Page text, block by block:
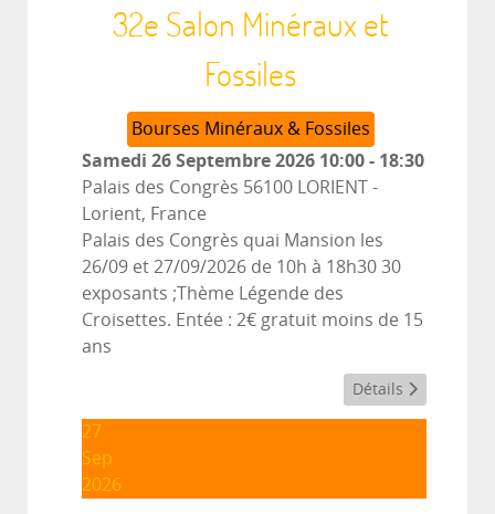
32e Salon Minéraux et
Fossiles
Bourses Minéraux & Fossiles
Samedi 26 Septembre 2026 10:00- 18:30
Palais des Congrès 56100 LORIENT -
Lorient, France
Palais des Congrès quai Mansion les
26/09 et 27/09/2026 de 10h à 18h30 30
exposants ;Thème Légende des
Croisettes. Entée : 2€ gratuit moins de 15
ans
Détails
27
Sep
2026